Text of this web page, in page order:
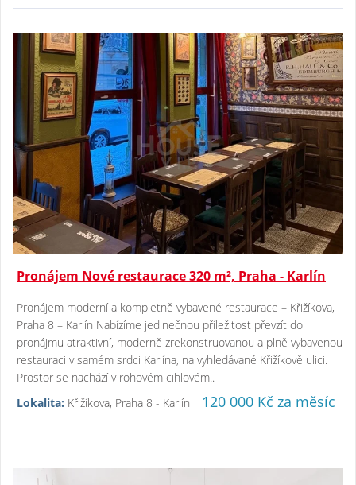
Pronájem Nové restaurace 320 m², Praha - Karlín
Pronájem moderní a kompletně vybavené restaurace – Křižíkova,
Praha 8 – Karlín Nabízíme jedinečnou příležitost převzít do
pronájmu atraktivní, moderně zrekonstruovanou a plně vybavenou
restauraci v samém srdci Karlína, na vyhledávané Křižíkově ulici.
Prostor se nachází v rohovém cihlovém..
Lokalita: Křižíkova, Praha 8 - Karlín 120 000 Kč za měsíc